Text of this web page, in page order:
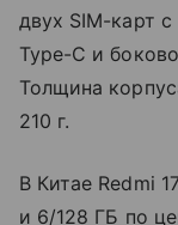
двух SIM-карт
Type-C и
Толщина
210 г.
В Китае Redmi
и 6/128 ГБ по